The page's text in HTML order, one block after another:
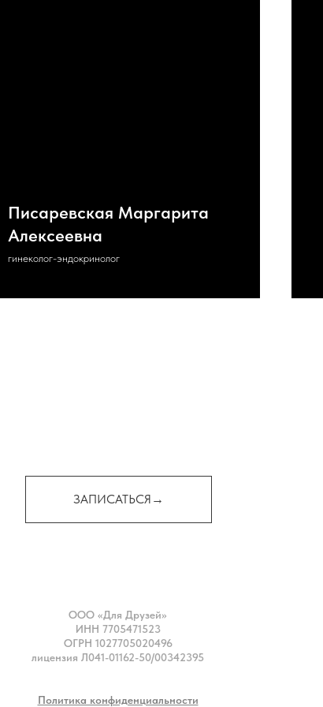
Писаревская Маргарита
Алексеевна
гинеколог-эндокринолог
ЗАПИСАТЬСЯ→
ООО «Для Друзей»
ИНН 7705471523
ОГРН 1027705020496
лицензия Л041-01162-50/00342395
Политика конфиденциальности